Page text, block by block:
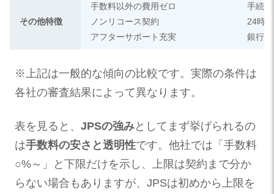
その他特徴
手数料以外の費用ゼロ
ノンリコース契約
アフターサポート充実
手続
24時
銀行
※上記は一般的な傾向の比較です。実際の条件は
各社の審査結果によって異なります。
表を見ると、 JPSの強みとしてまず挙げられるの
は手数料の安さと透明性です。他社では「手数料
○%～」と下限だけを示し、上限は契約まで分か
らない場合もありますが、JPSは初めから上限を